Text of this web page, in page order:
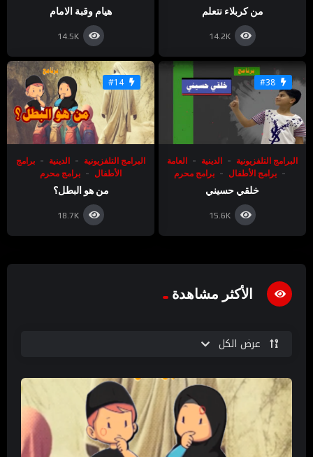
من كربلاء نتعلم
14.2K
هيام وقبة الامام
14.5K
#38
البرامج التلفزيونية الدينية
العامة
برامج الأطفال
برامج محرم
خلقي حسيني
15.6K
#14
البرامج التلفزيونية الدينية
برامج
الأطفال
برامج محرم
من هو البطل؟
18.7K
الأكثر مشاهدة
عرض الكل